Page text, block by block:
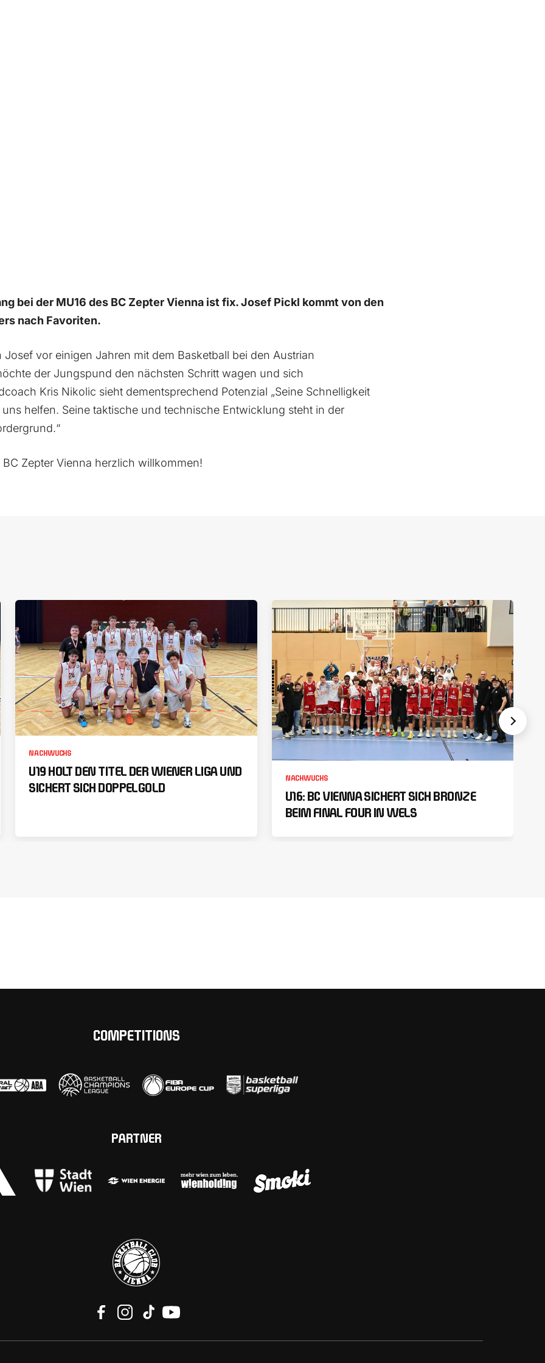
bei der MU16 des BC Zepter Vienna ist fix. Josef Pickl kommt von den
nach Favoriten.
Josef vor einigen Jahren mit dem Basketball bei den Austrian
der Jungspund den nächsten Schritt wagen und sich
Kris Nikolic sieht dementsprechend Potenzial „Seine Schnelligkeit
helfen. Seine taktische und technische Entwicklung steht in der
Zepter Vienna herzlich willkommen!
NACHWUCHS
U19 HOLT DEN TITEL DER WIENER LIGA UND
SICHERT SICH DOPPELGOLD
NACHWUCHS
U16: BC VIENNA SICHERT SICH BRONZE
BEIM FINAL FOUR IN WELS
COMPETITIONS
PARTNER